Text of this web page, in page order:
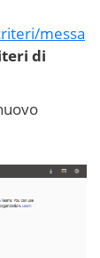
messa
di